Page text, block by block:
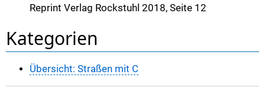
Reprint Verlag Rockstuhl 2018, Seite 12
Kategorien
Übersicht: Straßen mit C